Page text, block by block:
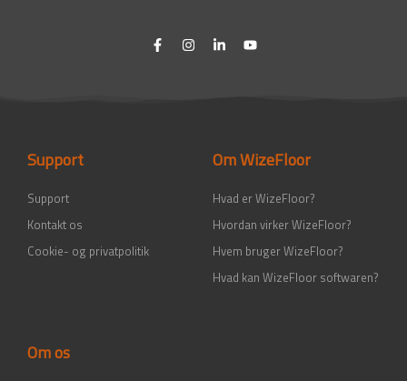
F
a
I
n
L
i
-
i
Y
o
Support
Support
Kontakt os
Cookie- og privatpolitik
Om WizeFloor
Hvad er WizeFloor?
Hvordan virker WizeFloor?
Hvem bruger WizeFloor?
Hvad kan WizeFloor softwaren?
Om os